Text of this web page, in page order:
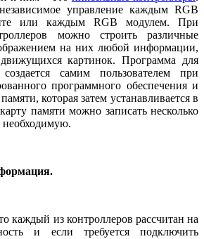
управление каждым RGB
или каждым RGB
модулем. При
можно строить различные
на них любой информации,
картинок. Программа для
создается самим пользователем при
программного обеспечения и
которая затем устанавливается в
памяти можно записать несколько
необходимую.
каждый из контроллеров рассчитан на
и если требуется подключить